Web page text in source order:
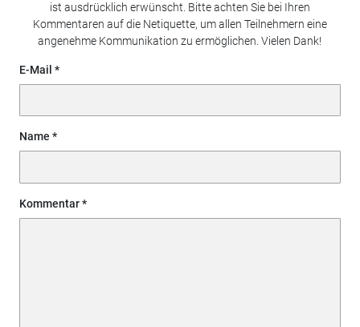
ist ausdrücklich erwünscht. Bitte achten Sie bei Ihren
Kommentaren auf die Netiquette, um allen Teilnehmern eine
angenehme Kommunikation zu ermöglichen. Vielen Dank!
E-Mail
Name
Kommentar